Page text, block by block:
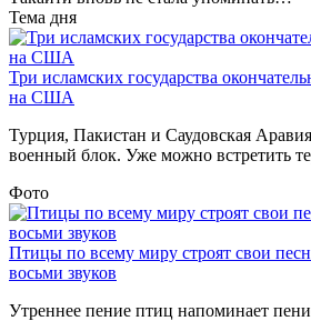
Тема дня
Три исламских государства
на США
Турция, Пакистан и Саудовская
военный блок. Уже можно встретить
Фото
Птицы по всему миру строят свои
восьми звуков
Утреннее пение птиц напоминает